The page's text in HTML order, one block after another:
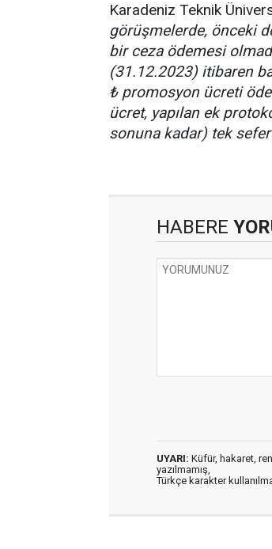
Karadeniz Teknik
görüşmelerde, önceki
bir ceza ödemesi
(31.12.2023) itibaren
₺ promosyon ücreti
ücret, yapılan ek
sonuna kadar) tek
HABERE
UYARI: Küfür, hakaret,
yazılmamış,
Türkçe karakter